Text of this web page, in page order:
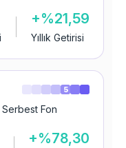
+%21,59
Yıllık Getirisi
Fon
+%78,30
5